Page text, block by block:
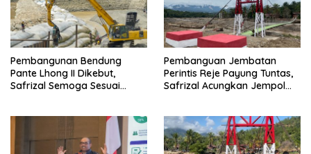
Pembangunan Bendung
Pante Lhong II Dikebut,
Safrizal Semoga Sesuai
Pembanguan Jembatan
Perintis Reje Payung Tuntas,
Safrizal Acungkan Jempol